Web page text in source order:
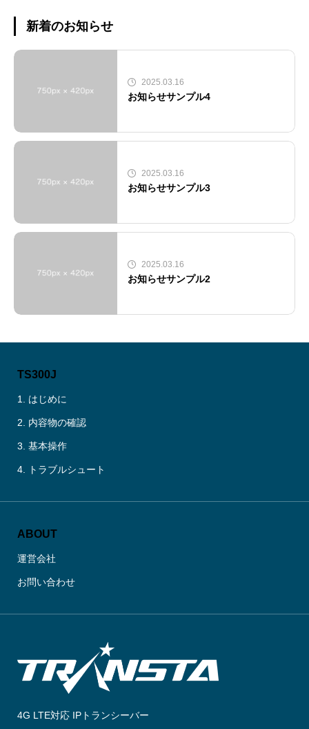
新着のお知らせ
2025.03.16
お知らせサンプル4
2025.03.16
お知らせサンプル3
2025.03.16
お知らせサンプル2
TS300J
1. はじめに
2. 内容物の確認
3. 基本操作
4. トラブルシュート
ABOUT
運営会社
お問い合わせ
4G LTE対応 IPトランシーバー